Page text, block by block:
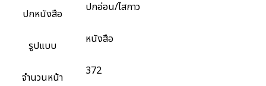
ปกหนังสือ ปกอ่อน/ไสกาว
รูปแบบ หนังสือ
จำนวนหน้า 372